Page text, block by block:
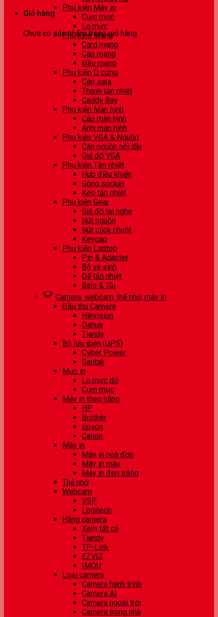
Giỏ hàng
Chưa có sản phẩm trong giỏ hàng.
Phụ kiện Máy in
Cụm mực
Lọ mực
Phụ kiện Mạng
Card mạng
Cáp mạng
Đầu mạng
Phụ kiện Ổ cứng
Cáp sata
Thanh tản nhiệt
Caddy Bay
Phụ kiện Màn hình
Cáp màn hình
Arm màn hình
Phụ kiện VGA & Nguồn
Cáp nguồn nối dài
Giá đỡ VGA
Phụ kiện Tản nhiệt
Hub điều khiển
Gông socket
Keo tản nhiệt
Phụ kiện Gear
Giá đỡ tai nghe
Nút nguồn
Nút click chuột
Keycap
Phụ kiện Laptop
Pin & Adapter
Bộ vệ sinh
Đế tản nhiệt
Balo & Túi
Camera, webcam, thẻ nhớ, máy in
Đầu thu Camera
Hikvision
Dahua
Tiandy
Bộ lưu điện (UPS)
Cyber Power
Santak
Mực in
Lọ mực đổ
Cụm mực
Máy in theo hãng
HP
Brother
Epson
Canon
Máy in
Máy in hoá đơn
Máy in màu
Máy in đen trắng
Thẻ nhớ
Webcam
VSP
Logitech
Hãng camera
Xem tất cả
Tiandy
TP-Link
EZVIZ
IMOU
Loại camera
Camera hành trình
Camera AI
Camera ngoài trời
Camera trong nhà